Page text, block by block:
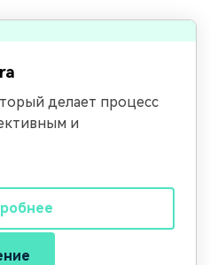
делает процесс
и